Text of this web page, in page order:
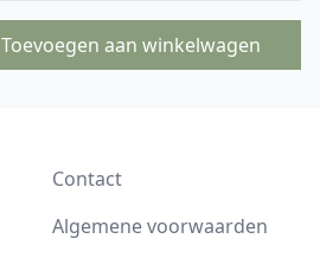
Toevoegen aan winkelwagen
Contact
Algemene voorwaarden